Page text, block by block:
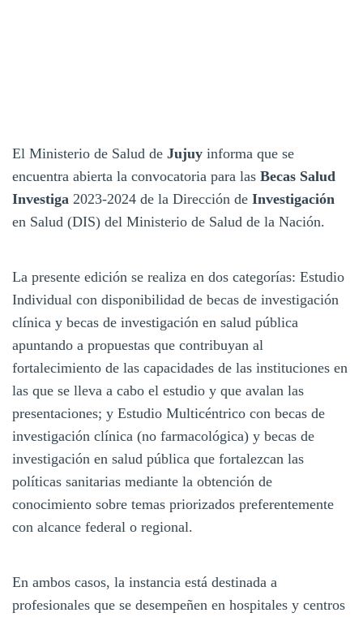
El Ministerio de Salud de Jujuy informa que se
encuentra abierta la convocatoria para las Becas Salud
Investiga 2023-2024 de la Dirección de Investigación
en Salud (DIS) del Ministerio de Salud de la Nación.
La presente edición se realiza en dos categorías: Estudio
Individual con disponibilidad de becas de investigación
clínica y becas de investigación en salud pública
apuntando a propuestas que contribuyan al
fortalecimiento de las capacidades de las instituciones en
las que se lleva a cabo el estudio y que avalan las
presentaciones; y Estudio Multicéntrico con becas de
investigación clínica (no farmacológica) y becas de
investigación en salud pública que fortalezcan las
políticas sanitarias mediante la obtención de
conocimiento sobre temas priorizados preferentemente
con alcance federal o regional.
En ambos casos, la instancia está destinada a
profesionales que se desempeñen en hospitales y centros